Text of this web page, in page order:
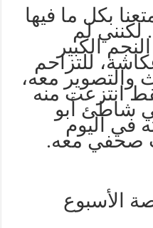
بكل ما فيها
لكنني لم
الكبير
للتزاحم
والتصوير معه،
انتزعت منه
شاطئ أبو
في اليوم
صحفي معه.
الأسبوع